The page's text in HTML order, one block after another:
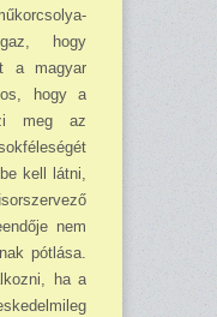
hogy
a magyar
hogy a
meg az
kell látni,
nem
pótlása.
ha a